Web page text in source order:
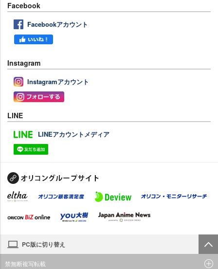
Facebook
Facebookアカウント
Instagram
Instagramアカウント
LINE
LINEアカウントメディア
PC版に切り替え
禁無断複写転載